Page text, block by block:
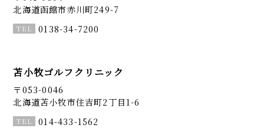
北海道函館市赤川町249-7
0138-34-7200
苫小牧ゴルフクリニック
〒053-0046
北海道苫小牧市住吉町2丁目1-6
014-433-1562